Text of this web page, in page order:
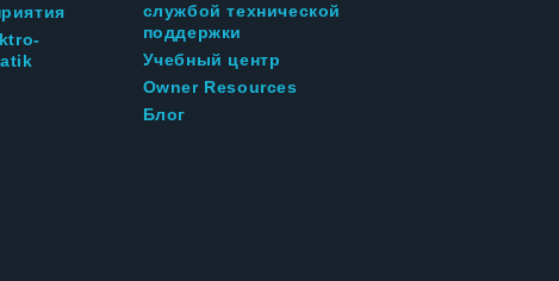
службой технической
поддержки
Учебный центр
Owner Resources
Блог